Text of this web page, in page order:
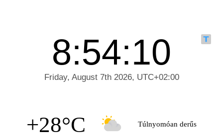
+28°C Túlnyomóan derűs